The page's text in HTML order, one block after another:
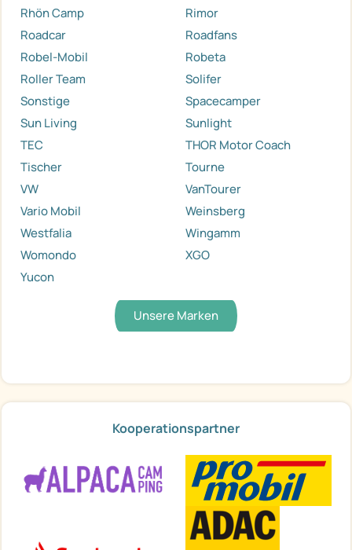
Rhön Camp
Rimor
Roadcar
Roadfans
Robel-Mobil
Robeta
Roller Team
Solifer
Sonstige
Spacecamper
Sun Living
Sunlight
TEC
THOR Motor Coach
Tischer
Tourne
VW
VanTourer
Vario Mobil
Weinsberg
Westfalia
Wingamm
Womondo
XGO
Yucon
Unsere Marken
Kooperationspartner